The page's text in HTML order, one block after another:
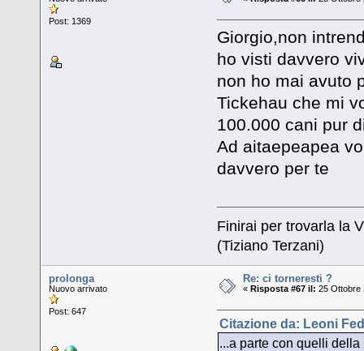
Post: 1369
Giorgio,non
ho visti davvero
non ho mai avuto
Tickehau che mi
100.000 cani pur
Ad aitaepeapea
davvero per te
Finirai per trovarla la
(Tiziano Terzani)
prolonga
Nuovo arrivato
Post: 647
Re: ci torneresti ?
«Risposta #67 il: 25 Ottobre
Citazione da: Leoni
...a parte con quelli